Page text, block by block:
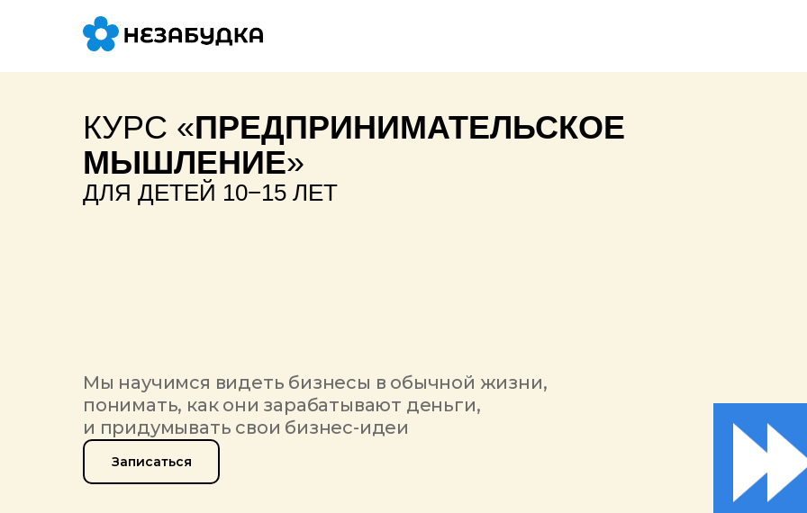
КУРС «ПРЕДПРИНИМАТЕЛЬСКОЕ
МЫШЛЕНИЕ»
ДЛЯ ДЕТЕЙ 10−15 ЛЕТ
Мы научимся видеть бизнесы в обычной жизни,
понимать, как они зарабатывают деньги,
и придумывать свои бизнес-идеи
Записаться